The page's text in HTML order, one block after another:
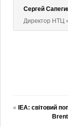
Сергей
Директор НТЦ
«
IEA: світовий